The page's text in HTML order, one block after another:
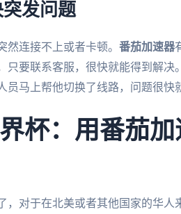
发问题
连接不上或者卡顿。 番茄加速器
只要联系客服，很快就能得到解决
员马上帮他切换了线路，问题很快
杯：用番茄
，对于在北美或者其他国家的华人